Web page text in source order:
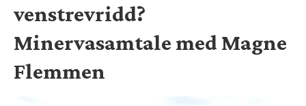
venstrevridd?
Minervasamtale med Magne
Flemmen